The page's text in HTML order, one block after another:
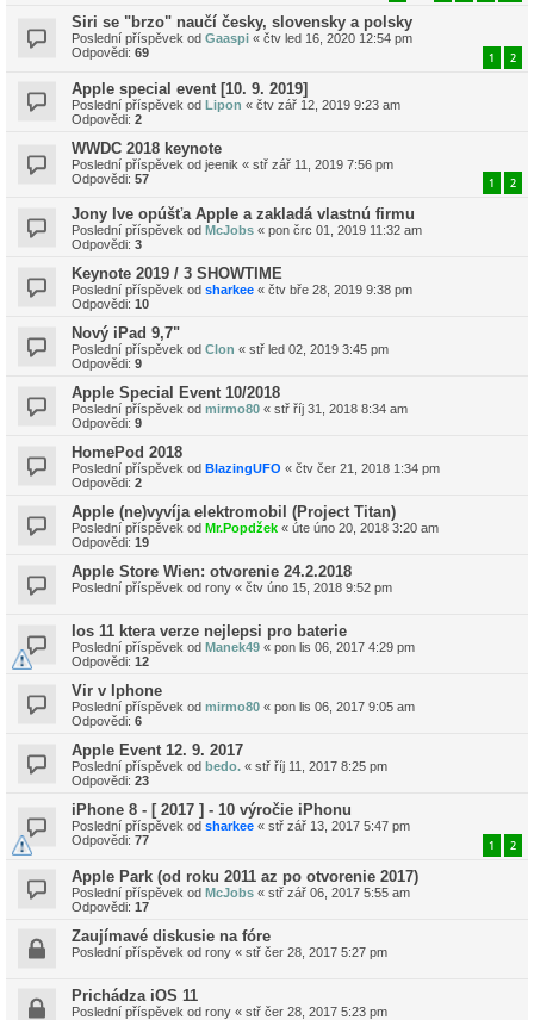
Siri se "brzo" naučí česky, slovensky a polsky
Poslední příspěvek od Gaaspi « čtv led 16, 2020 12:54 pm
Odpovědi: 69 1 2
Apple special event [10. 9. 2019]
Poslední příspěvek od Lipon « čtv zář 12, 2019 9:23 am
Odpovědi: 2
WWDC 2018 keynote
Poslední příspěvek od jeenik « stř zář 11, 2019 7:56 pm
Odpovědi: 57 1 2
Jony Ive opúšťa Apple a zakladá vlastnú firmu
Poslední příspěvek od McJobs « pon črc 01, 2019 11:32 am
Odpovědi: 3
Keynote 2019 / 3 SHOWTIME
Poslední příspěvek od sharkee « čtv bře 28, 2019 9:38 pm
Odpovědi: 10
Nový iPad 9,7"
Poslední příspěvek od Clon « stř led 02, 2019 3:45 pm
Odpovědi: 9
Apple Special Event 10/2018
Poslední příspěvek od mirmo80 « stř říj 31, 2018 8:34 am
Odpovědi: 9
HomePod 2018
Poslední příspěvek od BlazingUFO « čtv čer 21, 2018 1:34 pm
Odpovědi: 2
Apple (ne)vyvíja elektromobil (Project Titan)
Poslední příspěvek od Mr.Popdžek « úte úno 20, 2018 3:20 am
Odpovědi: 19
Apple Store Wien: otvorenie 24.2.2018
Poslední příspěvek od rony « čtv úno 15, 2018 9:52 pm
Ios 11 ktera verze nejlepsi pro baterie
Poslední příspěvek od Manek49 « pon lis 06, 2017 4:29 pm
Odpovědi: 12
Vir v Iphone
Poslední příspěvek od mirmo80 « pon lis 06, 2017 9:05 am
Odpovědi: 6
Apple Event 12. 9. 2017
Poslední příspěvek od bedo. « stř říj 11, 2017 8:25 pm
Odpovědi: 23
iPhone 8 - [ 2017 ] - 10 výročie iPhonu
Poslední příspěvek od sharkee « stř zář 13, 2017 5:47 pm
Odpovědi: 77 1 2
Apple Park (od roku 2011 az po otvorenie 2017)
Poslední příspěvek od McJobs « stř zář 06, 2017 5:55 am
Odpovědi: 17
Zaujímavé diskusie na fóre
Poslední příspěvek od rony « stř čer 28, 2017 5:27 pm
Prichádza iOS 11
Poslední příspěvek od rony « stř čer 28, 2017 5:23 pm